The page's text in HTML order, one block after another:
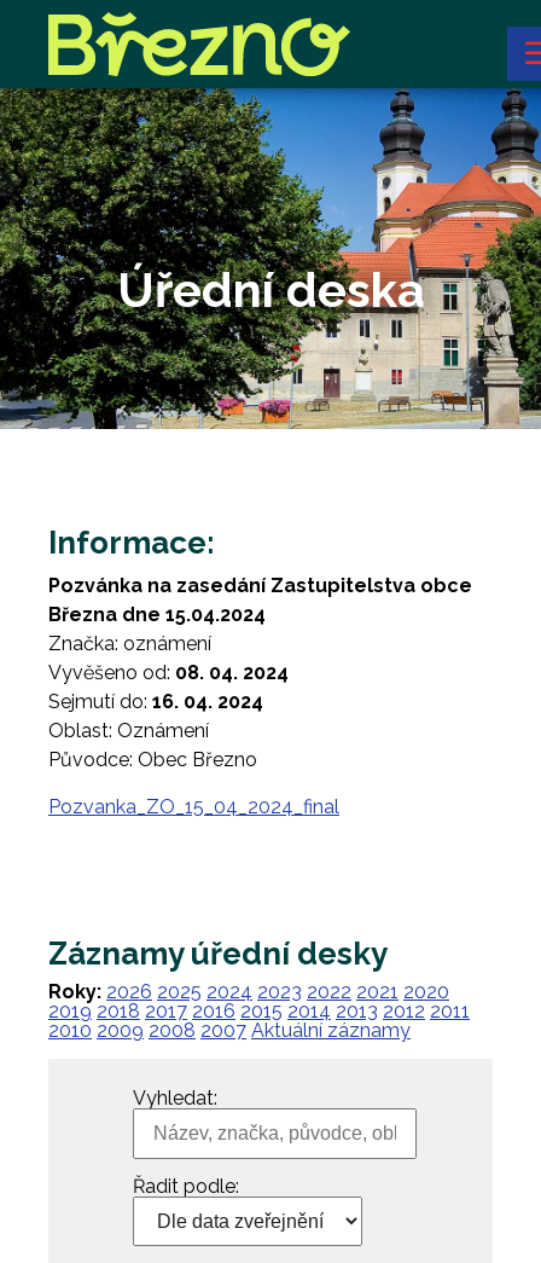
Úřední deska
Informace:
Pozvánka na zasedání Zastupitelstva obce
Března dne 15.04.2024
Značka: oznámení
Vyvěšeno od: 08. 04. 2024
Sejmutí do: 16. 04. 2024
Oblast: Oznámení
Původce: Obec Březno
Pozvanka_ZO_15_04_2024_final
Záznamy úřední desky
Roky: 2026 2025 2024 2023 2022 2021 2020
2019 2018 2017 2016 2015 2014 2013 2012 2011
2010 2009 2008 2007 Aktuální záznamy
Vyhledat:
Řadit podle: